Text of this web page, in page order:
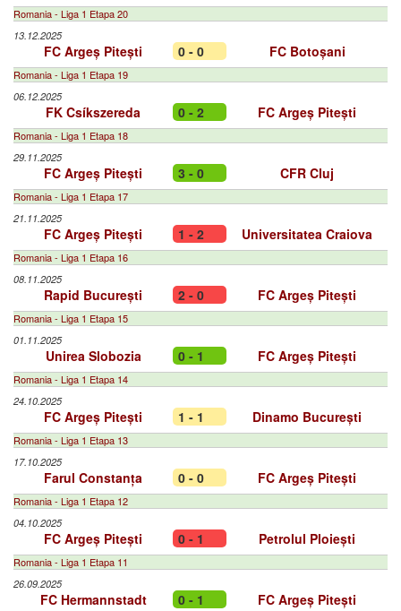
Romania - Liga 1 Etapa 20
13.12.2025
FC Argeș Pitești 0 - 0 FC Botoșani
Romania - Liga 1 Etapa 19
06.12.2025
FK Csíkszereda 0 - 2 FC Argeș Pitești
Romania - Liga 1 Etapa 18
29.11.2025
FC Argeș Pitești 3 - 0 CFR Cluj
Romania - Liga 1 Etapa 17
21.11.2025
FC Argeș Pitești 1 - 2 Universitatea Craiova
Romania - Liga 1 Etapa 16
08.11.2025
Rapid București 2 - 0 FC Argeș Pitești
Romania - Liga 1 Etapa 15
01.11.2025
Unirea Slobozia 0 - 1 FC Argeș Pitești
Romania - Liga 1 Etapa 14
24.10.2025
FC Argeș Pitești 1 - 1 Dinamo București
Romania - Liga 1 Etapa 13
17.10.2025
Farul Constanța 0 - 0 FC Argeș Pitești
Romania - Liga 1 Etapa 12
04.10.2025
FC Argeș Pitești 0 - 1 Petrolul Ploiești
Romania - Liga 1 Etapa 11
26.09.2025
FC Hermannstadt 0 - 1 FC Argeș Pitești